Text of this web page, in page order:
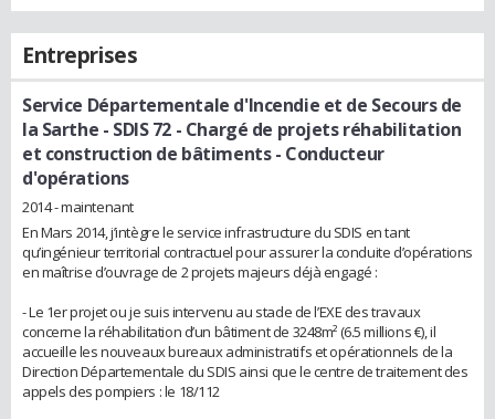
Entreprises
Service Départementale d'Incendie et de Secours de
la Sarthe - SDIS 72 - Chargé de projets réhabilitation
et construction de bâtiments - Conducteur
d'opérations
2014 - maintenant
En Mars 2014, j’intègre le service infrastructure du SDIS en tant
qu’ingénieur territorial contractuel pour assurer la conduite d’opérations
en maîtrise d’ouvrage de 2 projets majeurs déjà engagé :
- Le 1er projet ou je suis intervenu au stade de l’EXE des travaux
concerne la réhabilitation d’un bâtiment de 3248m² (6.5 millions €), il
accueille les nouveaux bureaux administratifs et opérationnels de la
Direction Départementale du SDIS ainsi que le centre de traitement des
appels des pompiers : le 18/112